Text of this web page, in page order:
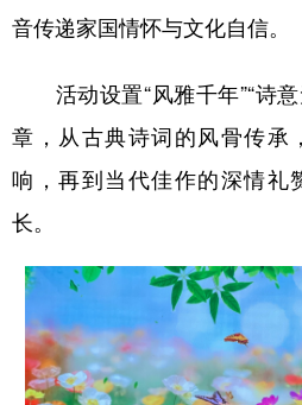
音传递家国情怀与文化自信。
活动设置“风雅千年”“诗意
章，从古典诗词的风骨传承
响，再到当代佳作的深情礼
长。